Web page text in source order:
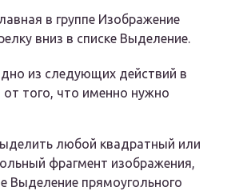
в группе Изображение
вниз в списке Выделение.
из следующих действий в
от того, что именно нужно
любой квадратный или
фрагмент изображения,
Выделение прямоугольного